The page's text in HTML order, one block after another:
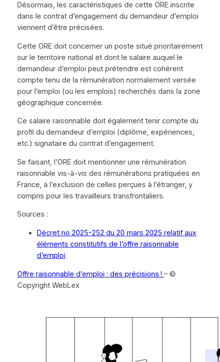
Désormais, les caractéristiques de cette ORE inscrite
dans le contrat d’engagement du demandeur d’emploi
viennent d’être précisées.
Cette ORE doit concerner un poste situé prioritairement
sur le territoire national et dont le salaire auquel le
demandeur d’emploi peut prétendre est cohérent
compte tenu de la rémunération normalement versée
pour l’emploi (ou les emplois) recherchés dans la zone
géographique concernée.
Ce salaire raisonnable doit également tenir compte du
profil du demandeur d’emploi (diplôme, expériences,
etc.) signataire du contrat d’engagement.
Se faisant, l’ORE doit mentionner une rémunération
raisonnable vis-à-vis des rémunérations pratiquées en
France, à l’exclusion de celles perçues à l’étranger, y
compris pour les travailleurs transfrontaliers.
Sources :
Décret no 2025-252 du 20 mars 2025 relatif aux
éléments constitutifs de l’offre raisonnable
d’emploi
Offre raisonnable d’emploi : des précisions ! – ©
Copyright WebLex